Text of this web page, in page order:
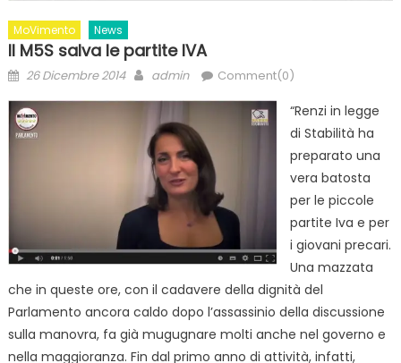
MoVimento News
Il M5S salva le partite IVA
Posted
26 Dicembre 2014 Author
admin Comment(0)
“Renzi in legge
di Stabilità ha
preparato una
vera batosta
per le piccole
partite Iva e per
i giovani precari.
Una mazzata
che in queste ore, con il cadavere della dignità del
Parlamento ancora caldo dopo l’assassinio della discussione
sulla manovra, fa già mugugnare molti anche nel governo e
nella maggioranza. Fin dal primo anno di attività, infatti,